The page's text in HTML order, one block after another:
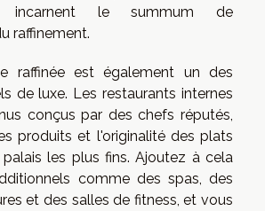
incarnent le summum de
raffinement.
raffinée est également un des
de luxe. Les restaurants internes
conçus par des chefs réputés,
produits et l'originalité des plats
les plus fins. Ajoutez à cela
comme des spas, des
et des salles de fitness, et vous